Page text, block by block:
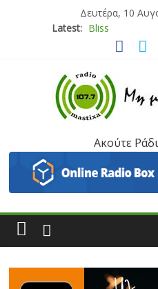
Δευτέρα, 10
Latest: Bliss
Μάνος
Μαριάννα
Τάνια Μπρεάζου
Ακούτε